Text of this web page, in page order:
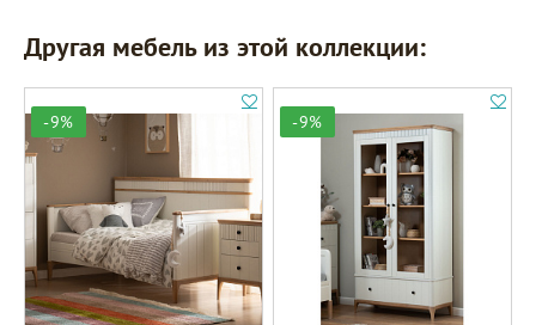
Другая мебель из этой коллекции:
-9% -9%